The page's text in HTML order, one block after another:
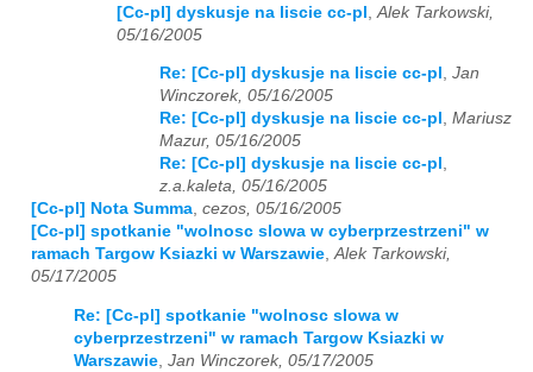
[Cc-pl] dyskusje na liscie cc-pl
Alek Tarkowski,
05/16/2005
Re: [Cc-pl] dyskusje na liscie cc-pl , Jan
Winczorek, 05/16/2005
Re: [Cc-pl] dyskusje na liscie cc-pl , Mariusz
Mazur, 05/16/2005
Re: [Cc-pl] dyskusje na liscie cc-pl ,
z.a.kaleta, 05/16/2005
[Cc-pl] Nota Summa, cezos, 05/16/2005
[Cc-pl] spotkanie "wolnosc slowa w cyberprzestrzeni" w
ramach Targow Ksiazki w Warszawie,Alek Tarkowski,
05/17/2005
Re: [Cc-pl] spotkanie "wolnosc slowa w
cyberprzestrzeni" w ramach Targow Ksiazki w
Warszawie, Jan Winczorek, 05/17/2005